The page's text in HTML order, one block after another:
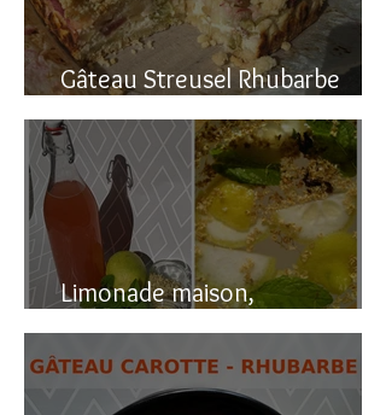
Gâteau Streusel Rhubarbe
Pomme, facile et hyper bon!
Limonade maison,
naturellement pétillante!!!